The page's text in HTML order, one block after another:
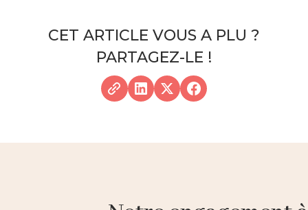
CET ARTICLE VOUS A PLU ?
PARTAGEZ-LE !